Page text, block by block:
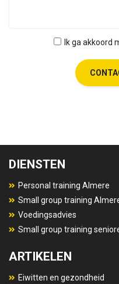
Ik ga akkoord
DIENSTEN
Personal training Almere
Small group training
Voedingsadvies
Small group training
ARTIKELEN
Eiwitten en gezondheid